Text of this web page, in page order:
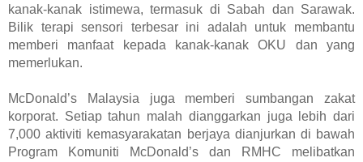
kanak-kanak istimewa, termasuk di Sabah dan Sarawak.
Bilik terapi sensori terbesar ini adalah untuk membantu
memberi manfaat kepada kanak-kanak OKU dan yang
memerlukan.
McDonald’s Malaysia juga memberi sumbangan zakat
korporat. Setiap tahun malah dianggarkan juga lebih dari
7,000 aktiviti kemasyarakatan berjaya dianjurkan di bawah
Program Komuniti McDonald’s dan RMHC melibatkan